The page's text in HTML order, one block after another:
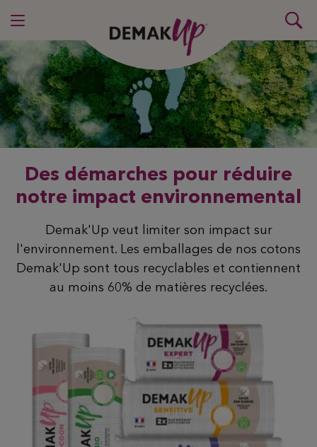
Des démarches pour réduire
notre impact environnemental
Demak'Up veut limiter son impact sur
l'environnement. Les emballages de nos cotons
Demak'Up sont tous recyclables et contiennent
au moins 60% de matières recyclées.